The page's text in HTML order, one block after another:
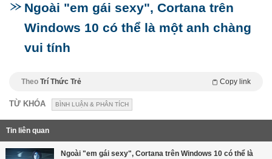
Ngoài "em gái sexy", Cortana trên
Windows 10 có thể là một anh chàng
vui tính
Theo Trí Thức Trẻ Copy link
TỪ KHÓA BÌNH LUẬN & PHÂN TÍCH
Tin liên quan
Ngoài "em gái sexy", Cortana trên Windows 10 có thể là